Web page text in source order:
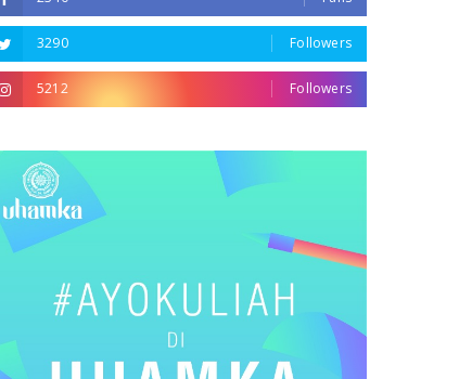
3290 Followers
5212 Followers